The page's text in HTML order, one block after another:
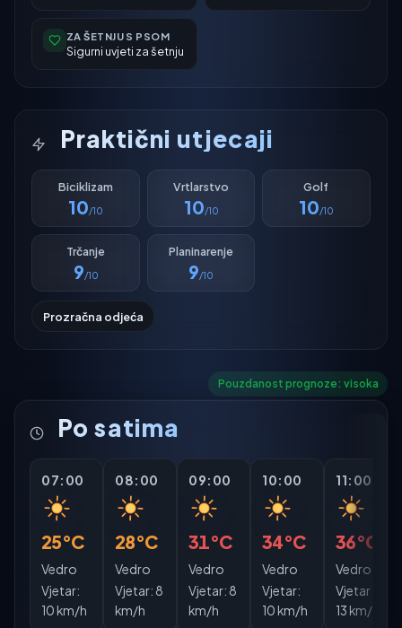
ZA ŠETNJU S PSOM
Sigurni uvjeti za šetnju
Praktični utjecaji
Biciklizam
10/10
Vrtlarstvo
10/10
Golf
10/10
Trčanje
9/10
Planinarenje
9/10
Prozračna odjeća
Pouzdanost prognoze: visoka
Po satima
07:00
25°C
Vedro
Vjetar:
10 km/h
08:00
28°C
Vedro
Vjetar: 8
km/h
09:00
31°C
Vedro
Vjetar: 8
km/h
10:00
34°C
Vedro
Vjetar:
10 km/h
11:00
36°C
Vedro
Vjetar:
13 km/h